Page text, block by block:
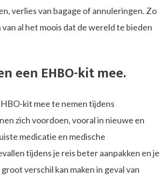
verlies van bagage of annuleringen. Zo
al het moois dat de wereld te bieden
een EHBO-kit mee.
kit mee te nemen tijdens
zich voordoen, vooral in nieuwe en
medicatie en medische
tijdens je reis beter aanpakken en je
verschil kan maken in geval van